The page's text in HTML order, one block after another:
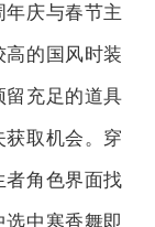
庆与春节主
的国风时装
留充足的道具
取机会。穿
者角色界面找
中寒香舞即